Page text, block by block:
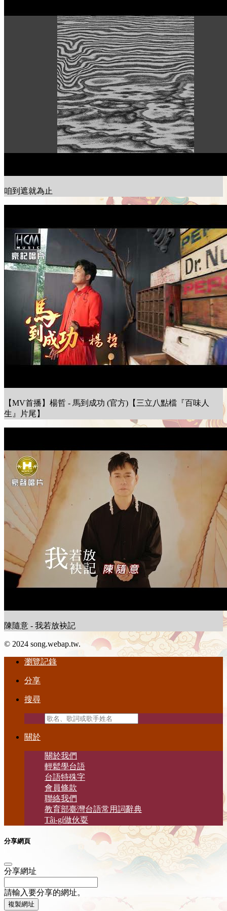
咱到遮就為止
【MV首播】楊哲 - 馬到成功 (官方)【三立八點檔『百味人
生』片尾】
陳隨意 - 我若放袂記
© 2024 song.webap.tw.
瀏覽記錄
分享
搜尋
關於
關於我們
輕鬆學台語
台語特殊字
會員條款
聯絡我們
教育部臺灣台語常用詞辭典
Tâi-gí做伙耍
分享網頁
分享網址
請輸入要分享的網址。
複製網址